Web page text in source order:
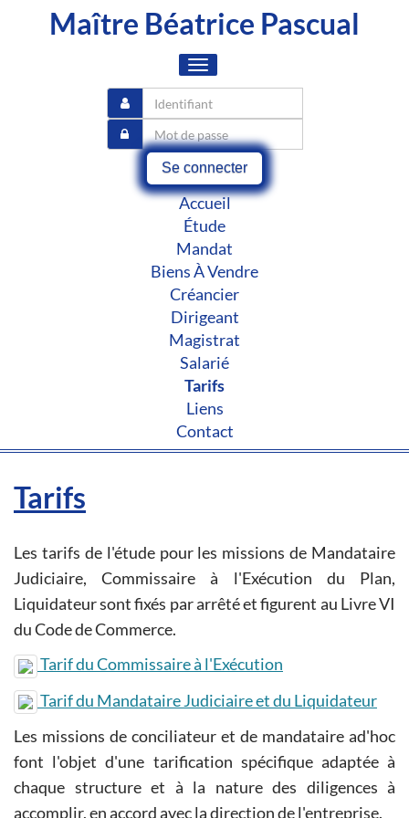
Maître Béatrice Pascual
Toggle
navigation
Se connecter
Accueil
Étude
Mandat
Biens À Vendre
Créancier
Dirigeant
Magistrat
Salarié
Tarifs
Liens
Contact
Tarifs
Les tarifs de l'étude pour les missions de Mandataire
Judiciaire, Commissaire à l'Exécution du Plan,
Liquidateur sont fixés par arrêté et figurent au Livre VI
du Code de Commerce.
Tarif du Commissaire à l'Exécution
Tarif du Mandataire Judiciaire et du Liquidateur
Les missions de conciliateur et de mandataire ad'hoc
font l'objet d'une tarification spécifique adaptée à
chaque structure et à la nature des diligences à
accomplir, en accord avec la direction de l'entreprise.